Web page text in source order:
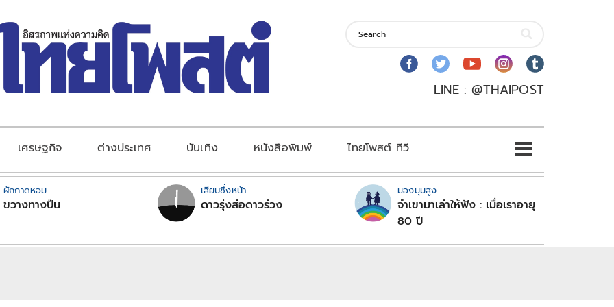
LINE : @THAIPOST
เศรษฐกิจ ต่างประเทศ บันเทิง หนังสือพิมพ์ ไทยโพสต์ ทีวี
ผักกาดหอม
ขวางทางปืน
เสียบซึ่งหน้า
ดาวรุ่งส่อดาวร่วง
มองมุมสูง
จำเขามาเล่าให้ฟัง : เมื่อเราอายุ
80 ปี